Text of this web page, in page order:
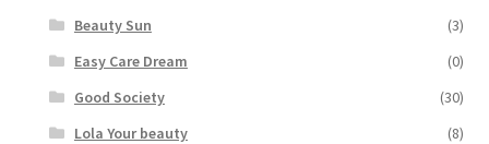
Beauty Sun
(3)
Easy Care Dream
(0)
Good Society
(30)
Lola Your beauty
(8)